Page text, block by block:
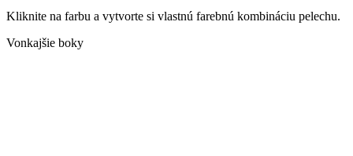
Kliknite na farbu a vytvorte si vlastnú farebnú kombináciu pelechu.
Vonkajšie boky